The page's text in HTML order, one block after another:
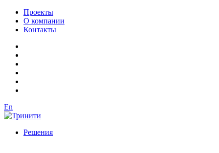
Проекты
О компании
Контакты
En
Решения